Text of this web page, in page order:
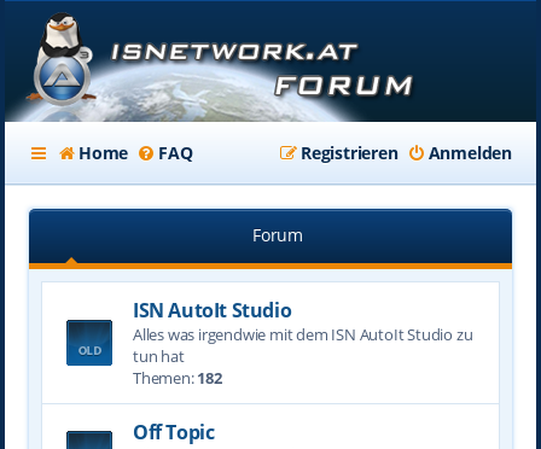
Home FAQ Anmelden
Registrieren
Forum
ISN AutoIt Studio
Alles was irgendwie mit dem ISN AutoIt Studio zu
tun hat
Themen:182
Off Topic